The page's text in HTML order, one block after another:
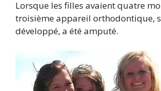
Lorsque les filles avaient quatre
troisième appareil orthodontique,
développé, a été amputé.